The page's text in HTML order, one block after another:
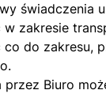
świadczenia
zakresie
do zakresu,
Biuro